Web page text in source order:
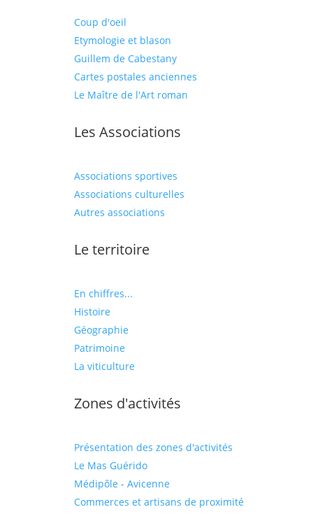
Coup d'oeil
Etymologie et blason
Guillem de Cabestany
Cartes postales anciennes
Le Maître de l'Art roman
Les Associations
Associations sportives
Associations culturelles
Autres associations
Le territoire
En chiffres...
Histoire
Géographie
Patrimoine
La viticulture
Zones d'activités
Présentation des zones d'activités
Le Mas Guérido
Médipôle - Avicenne
Commerces et artisans de proximité